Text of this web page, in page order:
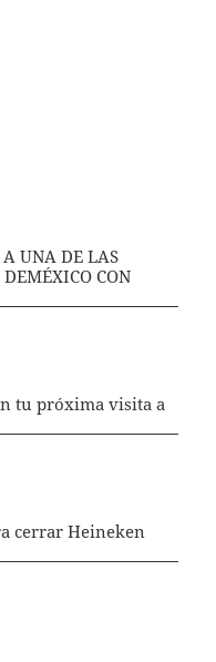
UNA DE LAS
CON
tu próxima visita a
cerrar Heineken